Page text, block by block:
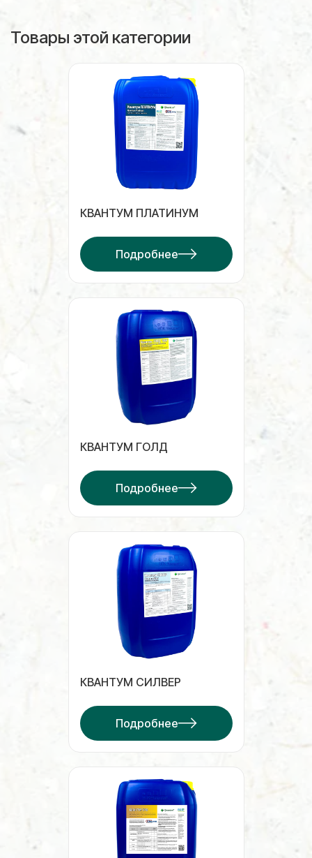
Товары этой категории
КВАНТУМ ПЛАТИНУМ
Подробнее
КВАНТУМ ГОЛД
Подробнее
КВАНТУМ СИЛВЕР
Подробнее